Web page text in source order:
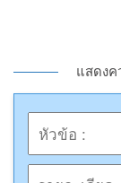
แสดงค